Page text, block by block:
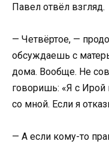
Павел отвёл взгляд.
— Четвёртое, —
обсуждаешь с
дома. Вообще. Не
говоришь: «Я с Ирой
со мной. Если я
— А если кому-то